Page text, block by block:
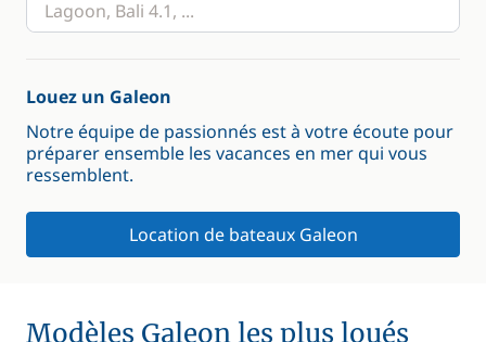
Louez un Galeon
Notre équipe de passionnés est à votre écoute pour
préparer ensemble les vacances en mer qui vous
ressemblent.
Location de bateaux Galeon
Modèles Galeon les plus loués